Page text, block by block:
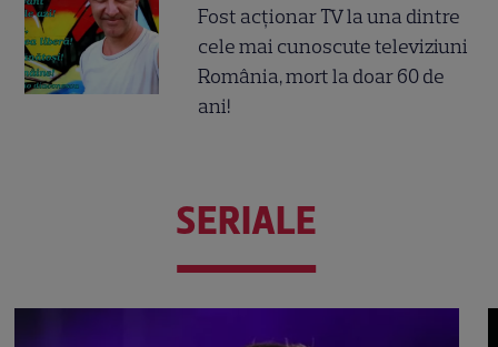
Fost acționar TV la una dintre
cele mai cunoscute televiziuni
România, mort la doar 60 de
ani!
SERIALE